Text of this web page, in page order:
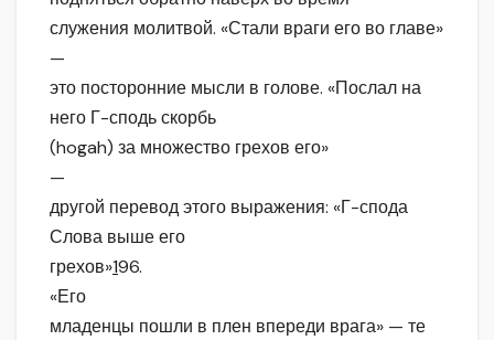
служения молитвой. «Стали враги его во главе»
—
это посторонние мысли в голове. «Послал на
него Г-сподь скорбь
(hogah) за множество грехов его»
—
другой перевод этого выражения: «Г-спода
Слова выше его
грехов»196.
«Его
младенцы пошли в плен впереди врага» — те